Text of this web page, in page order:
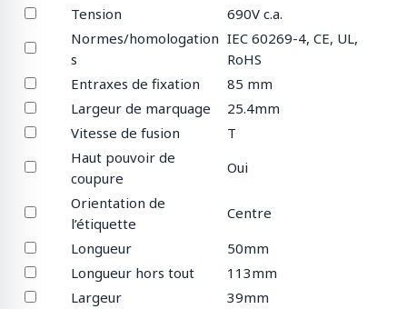
Tension
690V c.a.
Normes/homologation
s
IEC 60269-4, CE, UL,
RoHS
Entraxes de fixation
85 mm
Largeur de marquage
25.4mm
Vitesse de fusion
T
Haut pouvoir de
coupure
Oui
Orientation de
l’étiquette
Centre
Longueur
50mm
Longueur hors tout
113mm
Largeur
39mm